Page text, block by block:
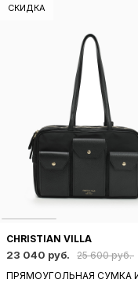
СКИДКА
CHRISTIAN VILLA
23 040 руб.
25 600 руб.
ПРЯМОУГОЛЬНАЯ СУМКА